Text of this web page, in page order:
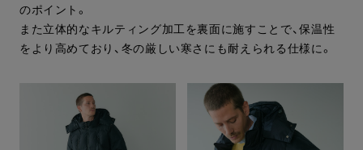
のポイント。
また立体的なキルティング加工を裏面に施すことで、保温性
をより高めており、冬の厳しい寒さにも耐えられる仕様に。